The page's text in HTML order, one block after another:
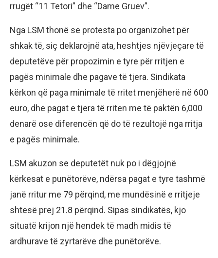
rrugët “11 Tetori” dhe “Dame Gruev”.
Nga LSM thonë se protesta po organizohet për
shkak të, siç deklarojnë ata, heshtjes njëvjeçare të
deputetëve për propozimin e tyre për rritjen e
pagës minimale dhe pagave të tjera. Sindikata
kërkon që paga minimale të rritet menjëherë në 600
euro, dhe pagat e tjera të rriten me të paktën 6,000
denarë ose diferencën që do të rezultojë nga rritja
e pagës minimale.
LSM akuzon se deputetët nuk po i dëgjojnë
kërkesat e punëtorëve, ndërsa pagat e tyre tashmë
janë rritur me 79 përqind, me mundësinë e rritjeje
shtesë prej 21.8 përqind. Sipas sindikatës, kjo
situatë krijon një hendek të madh midis të
ardhurave të zyrtarëve dhe punëtorëve.